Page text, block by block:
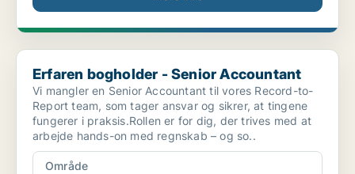
Erfaren bogholder - Senior Accountant
Erfaren bogholder - Senior Accountant
Vi mangler en Senior Accountant til vores Record-to-
Report team, som tager ansvar og sikrer, at tingene
fungerer i praksis.Rollen er for dig, der trives med at
arbejde hands-on med regnskab – og so..
Område